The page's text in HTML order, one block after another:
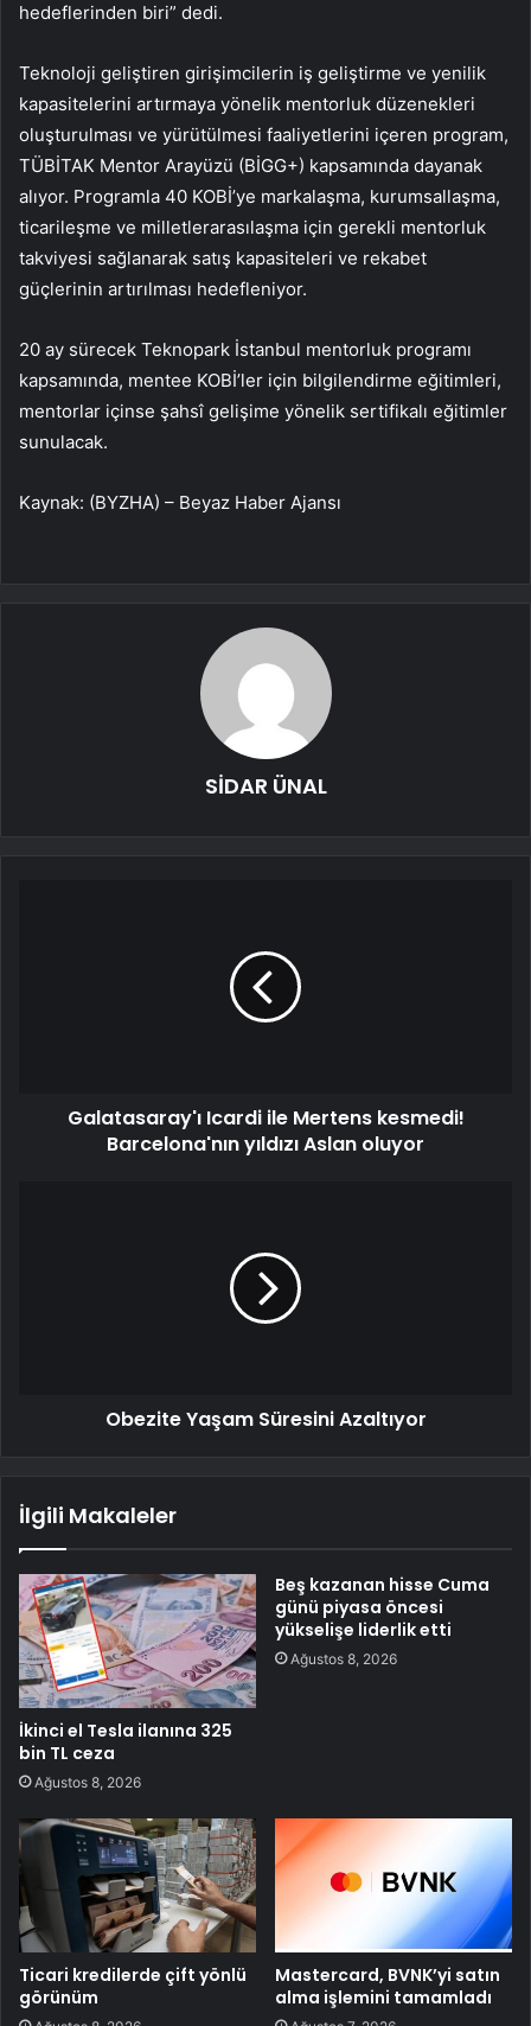
hedeflerinden biri” dedi.
Teknoloji geliştiren girişimcilerin iş geliştirme ve yenilik
kapasitelerini artırmaya yönelik mentorluk düzenekleri
oluşturulması ve yürütülmesi faaliyetlerini içeren program,
TÜBİTAK Mentor Arayüzü (BİGG+) kapsamında dayanak
alıyor. Programla 40 KOBİ’ye markalaşma, kurumsallaşma,
ticarileşme ve milletlerarasılaşma için gerekli mentorluk
takviyesi sağlanarak satış kapasiteleri ve rekabet
güçlerinin artırılması hedefleniyor.
20 ay sürecek Teknopark İstanbul mentorluk programı
kapsamında, mentee KOBİ’ler için bilgilendirme eğitimleri,
mentorlar içinse şahsî gelişime yönelik sertifikalı eğitimler
sunulacak.
Kaynak: (BYZHA) – Beyaz Haber Ajansı
SİDAR ÜNAL
Galatasaray'ı Icardi ile Mertens kesmedi!
Barcelona'nın yıldızı Aslan oluyor
Obezite Yaşam Süresini Azaltıyor
İlgili Makaleler
İkinci el Tesla ilanına 325
bin TL ceza
Ağustos 8, 2026
Beş kazanan hisse Cuma
günü piyasa öncesi
yükselişe liderlik etti
Ağustos 8, 2026
Ticari kredilerde çift yönlü
görünüm
Mastercard, BVNK’yi satın
alma işlemini tamamladı